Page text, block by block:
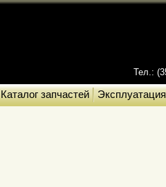
Тел.:
Каталог запчастей